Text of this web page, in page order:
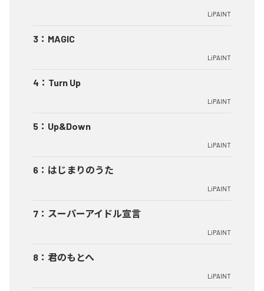
LiPAINT
3 ： MAGIC
LiPAINT
4 ： Turn Up
LiPAINT
5 ： Up&Down
LiPAINT
6 ： はじまりのうた
LiPAINT
7 ： スーパーアイドル宣言
LiPAINT
8 ： 君のもとへ
LiPAINT